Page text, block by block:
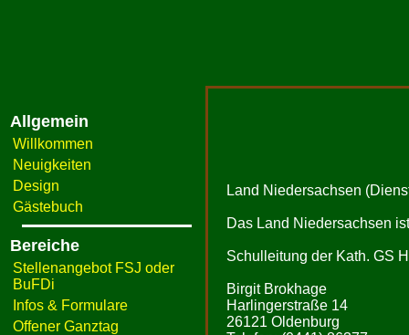
Allgemein
Willkommen
Neuigkeiten
Design
Gästebuch
Bereiche
Stellenangebot FSJ oder
BuFDi
Infos & Formulare
Offener Ganztag
Land Niedersachsen
Das Land Niedersachsen
Schulleitung der Kath. GS
Birgit Brokhage
Harlingerstraße 14
26121 Oldenburg